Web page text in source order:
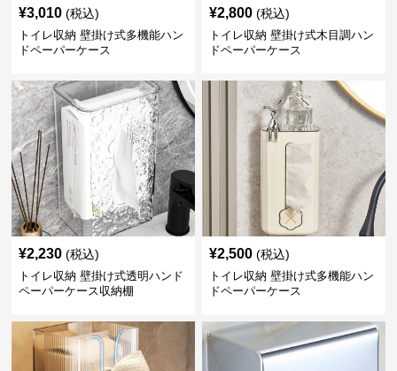
¥3,010 (税込)
トイレ収納 壁掛け式多機能ハン
ドペーパーケース
¥2,800 (税込)
トイレ収納 壁掛け式木目調ハン
ドペーパーケース
¥2,230 (税込)
トイレ収納 壁掛け式透明ハンド
ペーパーケース収納棚
¥2,500 (税込)
トイレ収納 壁掛け式多機能ハン
ドペーパーケース